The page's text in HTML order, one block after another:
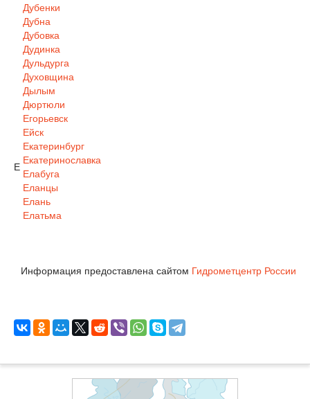
Дубенки
Дубна
Дубовка
Дудинка
Дульдурга
Духовщина
Дылым
Дюртюли
Е
Егорьевск
Ейск
Екатеринбург
Екатеринославка
Елабуга
Еланцы
Елань
Елатьма
Информация предоставлена сайтом Гидрометцентр России